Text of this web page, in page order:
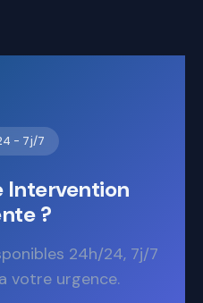
- 7j/7
Intervention
?
24h/24, 7j/7
votre urgence.